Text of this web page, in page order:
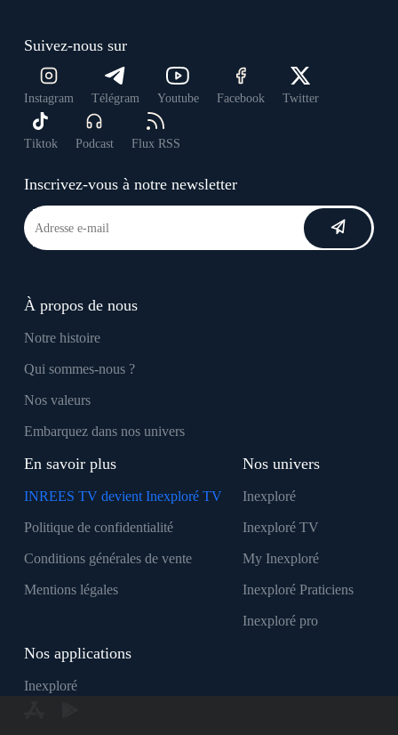
Suivez-nous sur
Instagram Télégram Youtube Facebook Twitter
Tiktok Podcast Flux RSS
Inscrivez-vous à notre newsletter
À propos de nous
Notre histoire
Qui sommes-nous ?
Nos valeurs
Embarquez dans nos univers
En savoir plus
INREES TV devient Inexploré TV
Politique de confidentialité
Conditions générales de vente
Mentions légales
Nos univers
Inexploré
Inexploré TV
My Inexploré
Inexploré Praticiens
Inexploré pro
Nos applications
Inexploré